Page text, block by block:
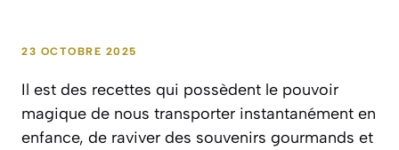
23 OCTOBRE 2025
Il est des recettes qui possèdent le pouvoir
magique de nous transporter instantanément en
enfance, de raviver des souvenirs gourmands et